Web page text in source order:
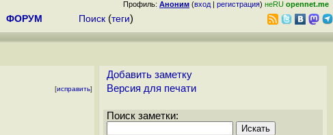
Профиль: Аноним (вход | регистрация) неRU opennet.me
ФОРУМ Поиск (теги)
[исправить]
Добавить заметку
Версия для печати
Поиск заметки: